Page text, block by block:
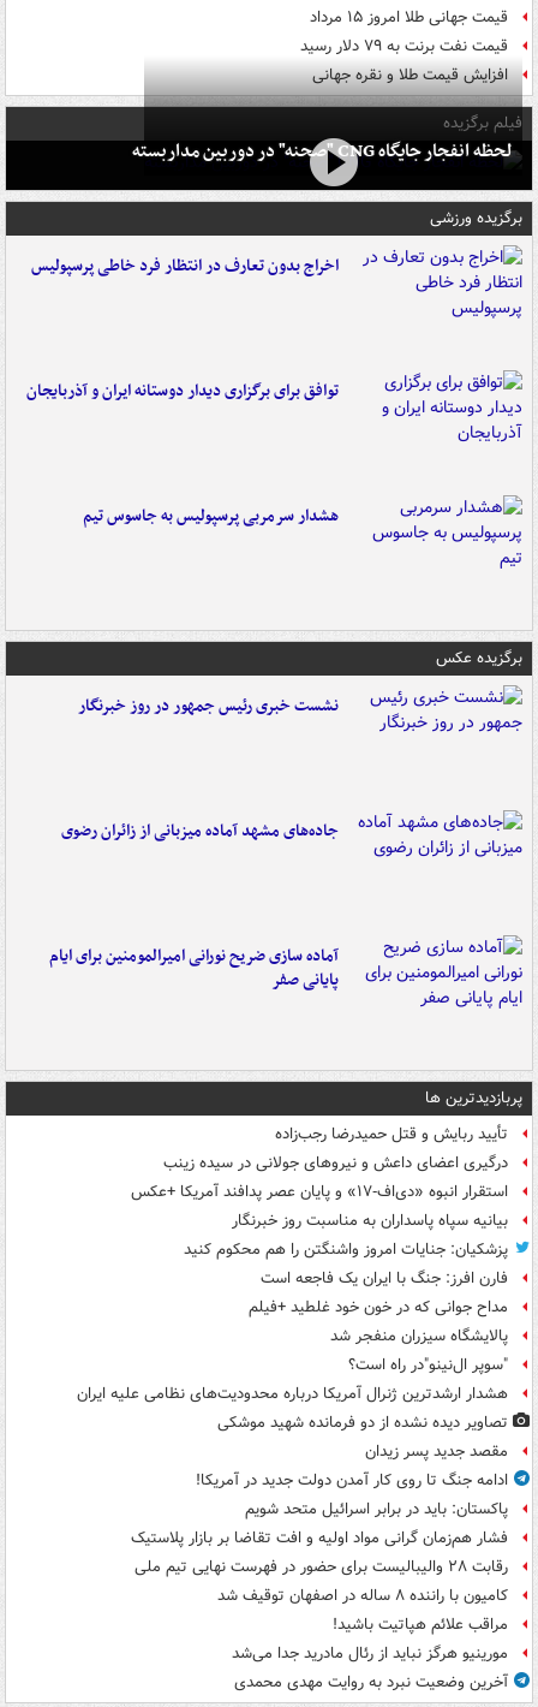
قیمت جهانی طلا امروز ۱۵ مرداد
قیمت نفت برنت به ۷۹ دلار رسید
افزایش قیمت طلا و نقره جهانی
فیلم برگزیده
لحظه انفجار جایگاه CNG "صحنه" در دوربین مداربسته
برگزیده ورزشی
اخراج بدون تعارف در انتظار فرد خاطی پرسپولیس
توافق برای برگزاری دیدار دوستانه ایران و آذربایجان
هشدار سرمربی پرسپولیس به جاسوس تیم
برگزیده عکس
نشست خبری رئیس جمهور در روز خبرنگار
جاده‌های مشهد آماده میزبانی از زائران رضوی
آماده سازی ضریح نورانی امیرالمومنین برای ایام
پایانی صفر
پربازدیدترین ها
تأیید ربایش و قتل حمیدرضا رجب‌زاده
درگیری اعضای داعش و نیروهای جولانی در سیده زینب
استقرار انبوه «دی‌اف‑۱۷» و پایان عصر پدافند آمریکا +عکس
بیانیه سپاه پاسداران به مناسبت روز خبرنگار
پزشکیان: جنایات امروز واشنگتن را هم محکوم کنید
فارن افرز: جنگ با ایران یک فاجعه است
مداح جوانی که در خون خود غلطید +فیلم
پالایشگاه سیزران منفجر شد
"سوپر ال‌نینو"در راه است؟
هشدار ارشدترین ژنرال آمریکا درباره محدودیت‌های نظامی علیه ایران
تصاویر دیده‌ نشده از دو فرمانده شهید موشکی
مقصد جدید پسر زیدان
ادامه جنگ تا روی کار آمدن دولت جدید در آمریکا!
پاکستان: باید در برابر اسرائیل متحد شویم
فشار هم‌زمان گرانی مواد اولیه و افت تقاضا بر بازار پلاستیک
رقابت ۲۸ والیبالیست برای حضور در فهرست نهایی تیم ملی
کامیون با راننده ۸ ساله در اصفهان توقیف شد
مراقب علائم هپاتیت باشید!
مورینیو هرگز نباید از رئال مادرید جدا می‌شد
آخرین وضعیت نبرد به روایت مهدی محمدی